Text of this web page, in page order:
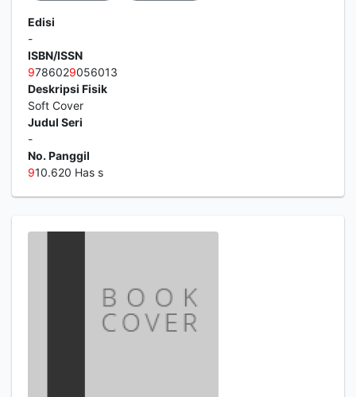
Edisi
-
ISBN/ISSN
9786029056013
Deskripsi Fisik
Soft Cover
Judul Seri
-
No. Panggil
910.620 Has s